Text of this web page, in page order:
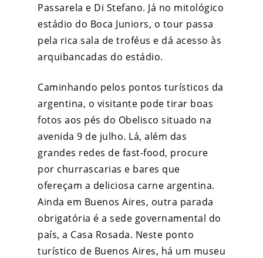
Passarela e Di Stefano. Já no mitológico
estádio do Boca Juniors, o tour passa
pela rica sala de troféus e dá acesso às
arquibancadas do estádio.
Caminhando pelos pontos turísticos da
argentina, o visitante pode tirar boas
fotos aos pés do Obelisco situado na
avenida 9 de julho. Lá, além das
grandes redes de fast-food, procure
por churrascarias e bares que
ofereçam a deliciosa carne argentina.
Ainda em Buenos Aires, outra parada
obrigatória é a sede governamental do
país, a Casa Rosada. Neste ponto
turístico de Buenos Aires, há um museu